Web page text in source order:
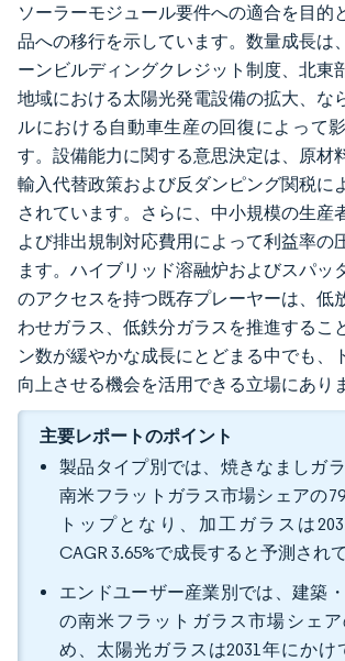
ソーラーモジュール要件への適合を目的
品への移行を示しています。数量成長は
ーンビルディングクレジット制度、北東
地域における太陽光発電設備の拡大、な
ルにおける自動車生産の回復によって
す。設備能力に関する意思決定は、原材
輸入代替政策および反ダンピング関税に
されています。さらに、中小規模の生産
よび排出規制対応費用によって利益率の
ます。ハイブリッド溶融炉およびスパッ
のアクセスを持つ既存プレーヤーは、低
わせガラス、低鉄分ガラスを推進するこ
ン数が緩やかな成長にとどまる中でも、
向上させる機会を活用できる立場にあり
主要レポートのポイント
製品タイプ別では、焼きなましガ
南米フラットガラス市場シェアの
トップとなり、加工ガラスは
CAGR 3.65%で成長すると予測され
エンドユーザー産業別では、建築
の南米フラットガラス市場シェア
め、太陽光ガラスは2031年にかけ